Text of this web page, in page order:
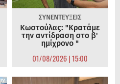
ΣΥΝΕΝΤΕΥΞΕΙΣ
Κωστούλας: "Κρατάμε
την αντίδραση στο β'
ημίχρονο "
01/08/2026 | 15:00